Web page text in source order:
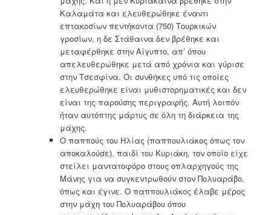
Καλαμάτα και ελευθερώθηκε έναντι
επτακοσίων πεντήκοντα (750) Τουρκικών
γροσίων, η δε Στάθαινα δεν βρέθηκε και
μεταφέρθηκε στην Αίγυπτο, απ’ όπου
απελευθερώθηκε μετά από χρόνια και γύρισε
στην Τσεσφίνα. Οι συνθήκες υπό τις οποίες
ελευθερώθηκε είναι μυθιστορηματικές και δεν
είναι της παρούσης περιγραφής. Αυτή λοιπόν
ήταν αυτόπτης μάρτυς σε όλη τη διάρκεια της
μάχης.
Ο παππούς του Ηλίας (παππουλιάκος όπως τον
αποκαλούσε). παιδί του Κυριάκη, τον οποίο είχε
στείλει μαντατοφόρο στους οπλαρχηγούς της
Μάνης για να συγκεντρωθούν στον Πολυαράβο,
όπως και έγινε. Ο παππουλιάκος έλαβε μέρος
στην μάχη του Πολυαράβου όπου